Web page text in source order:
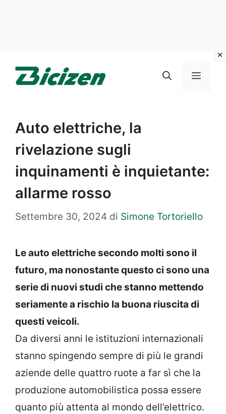
Menu
Auto elettriche, la
rivelazione sugli
inquinamenti è inquietante:
allarme rosso
Settembre 30, 2024 di Simone Tortoriello
Le auto elettriche secondo molti sono il
futuro, ma nonostante questo ci sono una
serie di nuovi studi che stanno mettendo
seriamente a rischio la buona riuscita di
questi veicoli.
Da diversi anni le istituzioni internazionali
stanno spingendo sempre di più le grandi
aziende delle quattro ruote a far sì che la
produzione automobilistica possa essere
quanto più attenta al mondo dell’elettrico.